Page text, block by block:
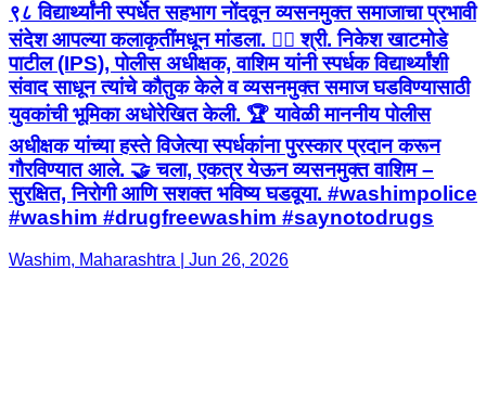
९८ विद्यार्थ्यांनी स्पर्धेत सहभाग नोंदवून व्यसनमुक्त समाजाचा प्रभावी
संदेश आपल्या कलाकृतींमधून मांडला. 👮‍♂️ श्री. निकेश खाटमोडे
पाटील (IPS), पोलीस अधीक्षक, वाशिम यांनी स्पर्धक विद्यार्थ्यांशी
संवाद साधून त्यांचे कौतुक केले व व्यसनमुक्त समाज घडविण्यासाठी
युवकांची भूमिका अधोरेखित केली. 🏆 यावेळी माननीय पोलीस
अधीक्षक यांच्या हस्ते विजेत्या स्पर्धकांना पुरस्कार प्रदान करून
गौरविण्यात आले. 🤝 चला, एकत्र येऊन व्यसनमुक्त वाशिम –
सुरक्षित, निरोगी आणि सशक्त भविष्य घडवूया. #washimpolice
#washim #drugfreewashim #saynotodrugs
Washim, Maharashtra | Jun 26, 2026